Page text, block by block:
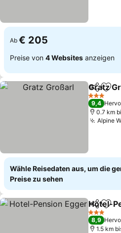
Ab € 205
Preise von 4 Websites anzeigen
TeilenZu
Gratz
3 Sterne
9,4
0.7 km
Alpine
Wähle Reisedaten aus, um die
Preise zu sehen
TeilenZu
Hotel-
3 Sterne
8,9
1.5 km